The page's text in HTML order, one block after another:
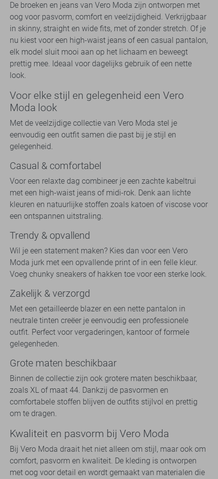
De broeken en jeans van Vero Moda zijn ontworpen met
oog voor pasvorm, comfort en veelzijdigheid. Verkrijgbaar
in skinny, straight en wide fits, met of zonder stretch. Of je
nu kiest voor een high-waist jeans of een casual pantalon,
elk model sluit mooi aan op het lichaam en beweegt
prettig mee. Ideaal voor dagelijks gebruik of een nette
look.
Voor elke stijl en gelegenheid een Vero
Moda look
Met de veelzijdige collectie van Vero Moda stel je
eenvoudig een outfit samen die past bij je stijl en
gelegenheid.
Casual & comfortabel
Voor een relaxte dag combineer je een zachte kabeltrui
met een high-waist jeans of midi-rok. Denk aan lichte
kleuren en natuurlijke stoffen zoals katoen of viscose voor
een ontspannen uitstraling.
Trendy & opvallend
Wil je een statement maken? Kies dan voor een Vero
Moda jurk met een opvallende print of in een felle kleur.
Voeg chunky sneakers of hakken toe voor een sterke look.
Zakelijk & verzorgd
Met een getailleerde blazer en een nette pantalon in
neutrale tinten creëer je eenvoudig een professionele
outfit. Perfect voor vergaderingen, kantoor of formele
gelegenheden.
Grote maten beschikbaar
Binnen de collectie zijn ook grotere maten beschikbaar,
zoals XL of maat 44. Dankzij de pasvormen en
comfortabele stoffen blijven de outfits stijlvol en prettig
om te dragen.
Kwaliteit en pasvorm bij Vero Moda
Bij Vero Moda draait het niet alleen om stijl, maar ook om
comfort, pasvorm en kwaliteit. De kleding is ontworpen
met oog voor detail en wordt gemaakt van materialen die